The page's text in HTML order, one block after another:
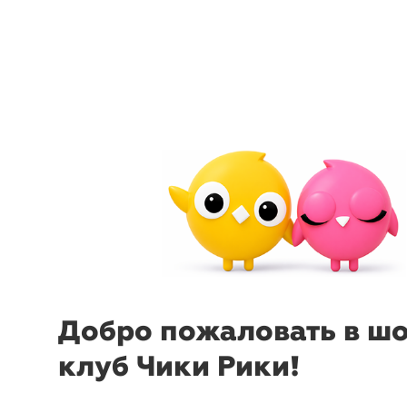
Добро пожаловать в
клуб Чики Рики!